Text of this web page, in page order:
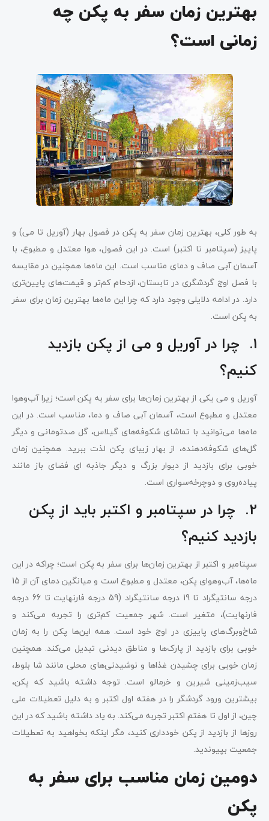
بهترین زمان سفر به پکن چه
زمانی است؟
به طور کلی، بهترین زمان سفر به پکن در فصول بهار (آوریل تا می) و
پاییز (سپتامبر تا اکتبر) است. در این فصول، هوا معتدل و مطبوع، با
آسمان آبی صاف و دمای مناسب است. این ماه‌ها همچنین در مقایسه
با فصل اوج گردشگری در تابستان، ازدحام کم‌تر و قیمت‌های پایین‌تری
دارد. در ادامه دلایلی وجود دارد که چرا این ماه‌ها بهترین زمان برای سفر
به پکن است.
1. چرا در آوریل و می از پکن بازدید
کنیم؟
آوریل و می یکی از بهترین زمان‌ها برای سفر به پکن است؛ زیرا آب‌وهوا
معتدل و مطبوع است، آسمان آبی صاف و دما، مناسب است. در این
ماه‌ها می‌توانید با تماشای شکوفه‌های گیلاس، گل صدتومانی و دیگر
گل‌های شکوفه‌دهنده، از بهار زیبای پکن لذت ببرید. همچنین زمان
خوبی برای بازدید از دیوار بزرگ و دیگر جاذبه ‌ای فضای باز مانند
پیاده‌روی و دوچرخه‌سواری است.
2. چرا در سپتامبر و اکتبر باید از پکن
بازدید کنیم؟
سپتامبر و اکتبر از بهترین زمان‌ها برای سفر به پکن است؛ چراکه در این
ماه‌ها، آب‎‌وهوای پکن، معتدل و مطبوع است و میانگین دمای آن از 15
درجه سانتیگراد تا 19 درجه سانتیگراد (59 درجه فارنهایت تا 66 درجه
فارنهایت)، متغیر است. شهر جمعیت کم‌تری را تجربه می‌کند و
شاخ‌وبرگ‌های پاییزی در اوج خود است. همه این‌ها پکن را به زمان
خوبی برای بازدید از پارک‌ها و مناطق دیدنی تبدیل می‌کند. همچنین
زمان خوبی برای چشیدن غذاها و نوشیدنی‌های محلی مانند شا‌ بلوط،
سیب‌زمینی شیرین و خرمالو است. توجه داشته باشید که پکن،
بیشترین ورود گردشگر را در هفته اول اکتبر و به دلیل تعطیلات ملی
چین، از اول تا هفتم اکتبر تجربه می‌کند. به یاد داشته باشید که در این
روزها از بازدید از پکن خودداری کنید، مگر اینکه بخواهید به تعطیلات
جمعیت بپیوندید.
دومین زمان مناسب برای سفر به
پکن